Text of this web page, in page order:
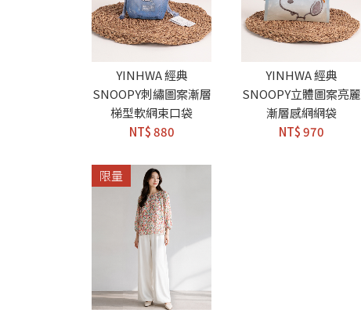
YINHWA 經典
SNOOPY刺繡圖案漸層
梯型軟網束口袋
NT$ 880
YINHWA 經典
SNOOPY立體圖案亮麗
漸層感網網袋
NT$ 970
限量